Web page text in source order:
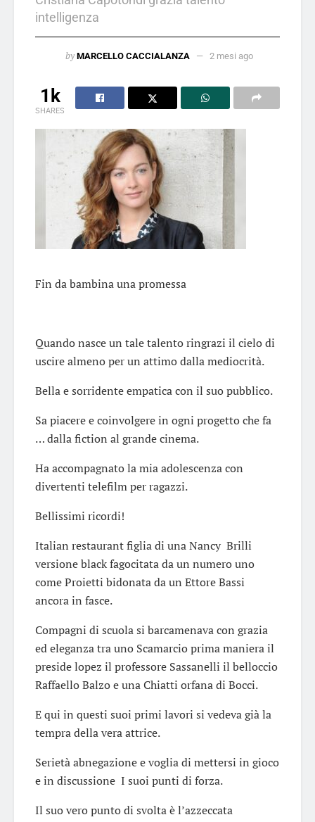
intelligenza
by MARCELLO CACCIALANZA 2 mesi ago
1k
SHARES
Fin da bambina una promessa
Quando nasce un tale talento ringrazi il cielo di
uscire almeno per un attimo dalla mediocrità.
Bella e sorridente empatica con il suo pubblico.
Sa piacere e coinvolgere in ogni progetto che fa
… dalla fiction al grande cinema.
Ha accompagnato la mia adolescenza con
divertenti telefilm per ragazzi.
Bellissimi ricordi!
Italian restaurant figlia di una Nancy Brilli
versione black fagocitata da un numero uno
come Proietti bidonata da un Ettore Bassi
ancora in fasce.
Compagni di scuola si barcamenava con grazia
ed eleganza tra uno Scamarcio prima maniera il
preside lopez il professore Sassanelli il belloccio
Raffaello Balzo e una Chiatti orfana di Bocci.
E qui in questi suoi primi lavori si vedeva già la
tempra della vera attrice.
Serietà abnegazione e voglia di mettersi in gioco
e in discussione I suoi punti di forza.
Il suo vero punto di svolta è l’azzeccata